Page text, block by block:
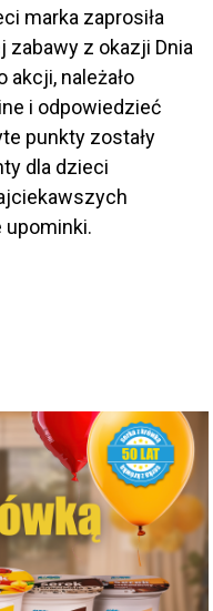
marka zaprosiła
zabawy z okazji Dnia
akcji, należało
i odpowiedzieć
punkty zostały
dla dzieci
upominki.